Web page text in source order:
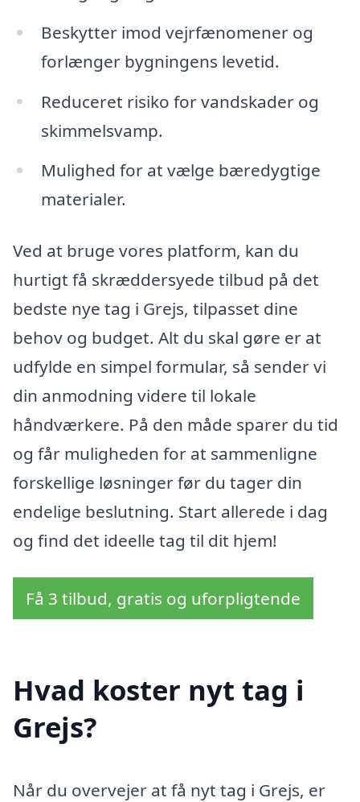
Beskytter imod vejrfænomener og
forlænger bygningens levetid.
Reduceret risiko for vandskader og
skimmelsvamp.
Mulighed for at vælge bæredygtige
materialer.
Ved at bruge vores platform, kan du
hurtigt få skræddersyede tilbud på det
bedste nye tag i Grejs, tilpasset dine
behov og budget. Alt du skal gøre er at
udfylde en simpel formular, så sender vi
din anmodning videre til lokale
håndværkere. På den måde sparer du tid
og får muligheden for at sammenligne
forskellige løsninger før du tager din
endelige beslutning. Start allerede i dag
og find det ideelle tag til dit hjem!
Få 3 tilbud, gratis og uforpligtende
Hvad koster nyt tag i
Grejs?
Når du overvejer at få nyt tag i Grejs, er